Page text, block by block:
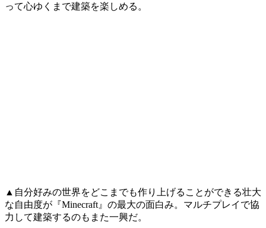
って心ゆくまで建築を楽しめる。
▲自分好みの世界をどこまでも作り上げることができる壮大
な自由度が『Minecraft』の最大の面白み。マルチプレイで協
力して建築するのもまた一興だ。